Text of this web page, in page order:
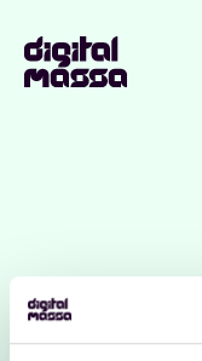
Sujit